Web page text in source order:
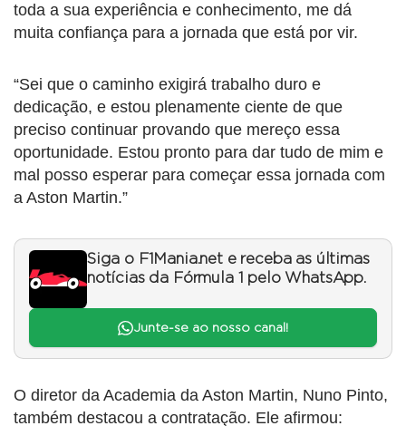
toda a sua experiência e conhecimento, me dá
muita confiança para a jornada que está por vir.
“Sei que o caminho exigirá trabalho duro e
dedicação, e estou plenamente ciente de que
preciso continuar provando que mereço essa
oportunidade. Estou pronto para dar tudo de mim e
mal posso esperar para começar essa jornada com
a Aston Martin.”
Siga o F1Mania.net e receba as últimas
notícias da Fórmula 1 pelo WhatsApp.
Junte-se ao nosso canal!
O diretor da Academia da Aston Martin, Nuno Pinto,
também destacou a contratação. Ele afirmou: